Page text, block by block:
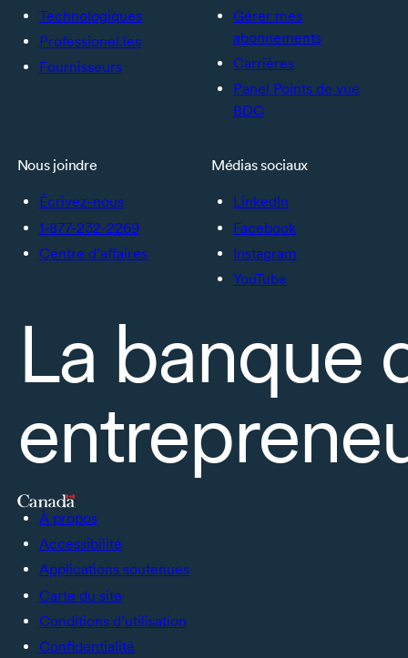
Technologiques
Professionel.les
Fournisseurs
Gérer mes
abonnements
Carrières
Panel Points de vue
BDC
Nous joindre
Écrivez-nous
1-877-232-2269
Centre d’affaires
Médias sociaux
LinkedIn
Facebook
Instagram
YouTube
La banque
À propos
Accessibilité
Applications soutenues
Carte du site
Conditions d’utilisation
Confidentialité